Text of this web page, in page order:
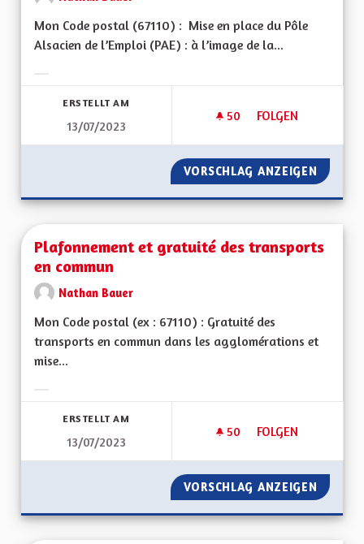
Mon Code postal (67110) : Mise en place du Pôle
Alsacien de l’Emploi (PAE) : à l’image de la...
ERSTELLT AM
13/07/2023
50 50 FOLLOWER
FOLGEN
MISE EN PLACE
VORSCHLAG ANZEIGEN MISE
Plafonnement et gratuité des transports
en commun
Nathan Bauer
Mon Code postal (ex : 67110) : Gratuité des
transports en commun dans les agglomérations et
mise...
ERSTELLT AM
13/07/2023
50 50 FOLLOWER
FOLGEN
PLAFONNEMENT
VORSCHLAG ANZEIGEN